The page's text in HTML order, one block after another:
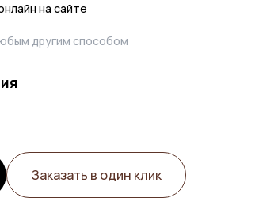
на сайте
другим способом
Заказать в один клик